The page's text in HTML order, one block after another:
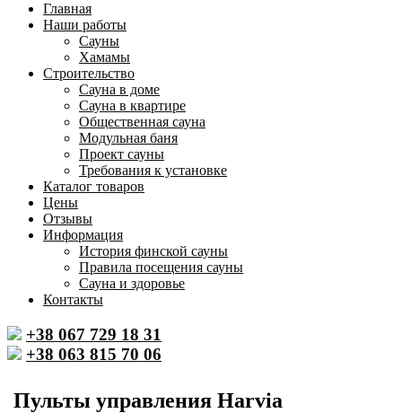
Главная
Наши работы
Сауны
Хамамы
Строительство
Сауна в доме
Сауна в квартире
Общественная сауна
Модульная баня
Проект сауны
Требования к установке
Каталог товаров
Цены
Отзывы
Информация
История финской сауны
Правила посещения сауны
Сауна и здоровье
Контакты
+38 067 729 18 31
+38 063 815 70 06
Пульты управления Harvia